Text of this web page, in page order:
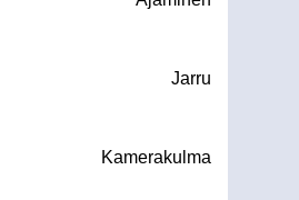
Jarru
Kamerakulma